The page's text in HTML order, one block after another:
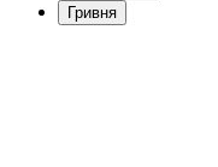
Гривня